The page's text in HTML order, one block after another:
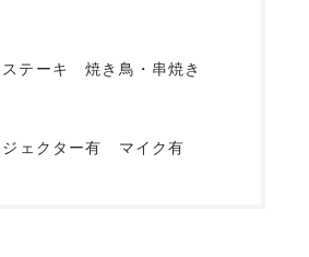
テーキ
焼き鳥・串焼き
ェクター有
マイク有